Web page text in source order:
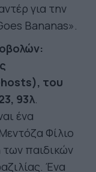
για την
Bananas».
του
93λ.
ένα
Φίλιο
παιδικών
Ένα